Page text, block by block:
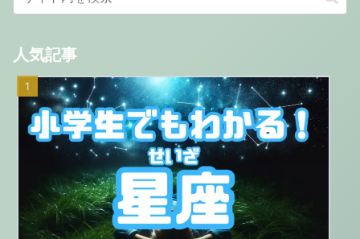
人気記事